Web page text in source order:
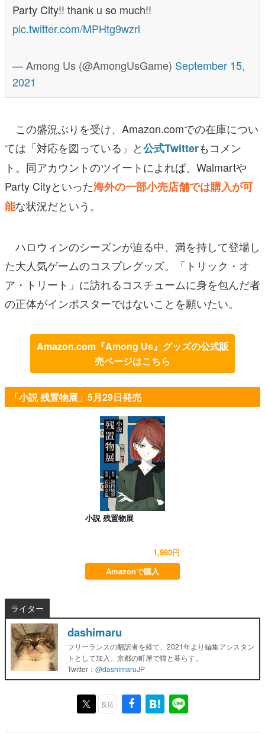
Party City!! thank u so much!!
pic.twitter.com/MPHtg9wzri
— Among Us (@AmongUsGame) September 15,
2021
この盛況ぶりを受け、Amazon.comでの在庫につい
ては「対応を図っている」と公式Twitterもコメン
ト。同アカウントのツイートによれば、Walmartや
Party Cityといった海外の一部小売店舗では購入が可
能な状況だという。
ハロウィンのシーズンが迫る中、満を持して登場し
た大人気ゲームのコスプレグッズ。「トリック・オ
ア・トリート」に訪れるコスチュームに身を包んだ者
の正体がインポスターではないことを願いたい。
Amazon.com『Among Us』グッズの公式販
売ページはこちら
「小説 残置物展」5月29日発売
小説 残置物展
1,980円
Amazonで購入
ライター
dashimaru
フリーランスの翻訳者を経て、2021年より編集アシスタン
トとして加入。京都の町屋で猫と暮らす。
Twitter： @dashimaruJP
反応